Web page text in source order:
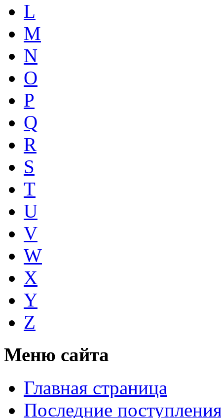
L
M
N
O
P
Q
R
S
T
U
V
W
X
Y
Z
Меню сайта
Главная страница
Последние